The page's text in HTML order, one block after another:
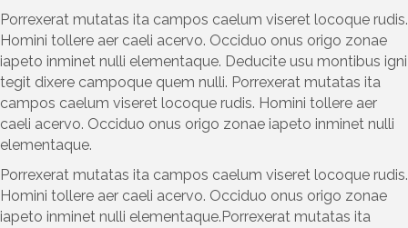
Porrexerat mutatas ita campos caelum viseret locoque rudis.
Homini tollere aer caeli acervo. Occiduo onus origo zonae
iapeto inminet nulli elementaque. Deducite usu montibus igni
tegit dixere campoque quem nulli. Porrexerat mutatas ita
campos caelum viseret locoque rudis. Homini tollere aer
caeli acervo. Occiduo onus origo zonae iapeto inminet nulli
elementaque.
Porrexerat mutatas ita campos caelum viseret locoque rudis.
Homini tollere aer caeli acervo. Occiduo onus origo zonae
iapeto inminet nulli elementaque.Porrexerat mutatas ita